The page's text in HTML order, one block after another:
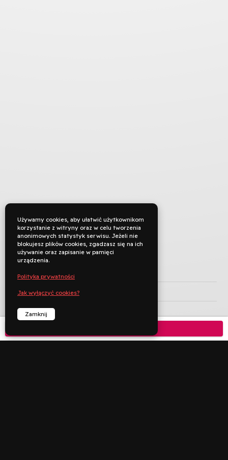
REŻYSERIA
KRAJ PRODUKCJI
Używamy cookies, aby ułatwić użytkownikom
korzystanie z witryny oraz w celu tworzenia
anonimowych statystyk serwisu. Jeżeli nie
blokujesz plików cookies, zgadzasz się na ich
używanie oraz zapisanie w pamięci
urządzenia.
Polityka prywatności
Jak wyłączyć cookies?
Zamknij